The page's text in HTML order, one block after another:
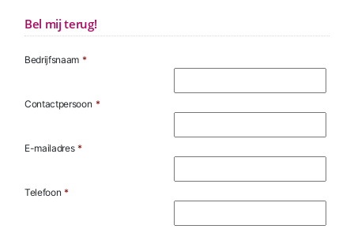
Bel mij terug!
Bedrijfsnaam *
Contactpersoon *
E-mailadres *
Telefoon *